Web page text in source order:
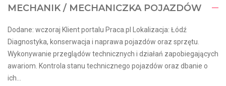
MECHANIK / MECHANICZKA POJAZDÓW
Dodane: wczoraj Klient portalu Praca.pl Lokalizacja: Łódź
Diagnostyka, konserwacja i naprawa pojazdów oraz sprzętu.
Wykonywanie przeglądów technicznych i działań zapobiegających
awariom. Kontrola stanu technicznego pojazdów oraz dbanie o
ich...